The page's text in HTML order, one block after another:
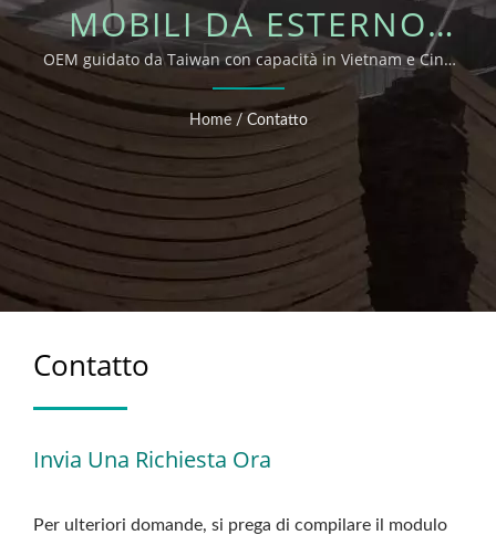
MOBILI DA ESTERNO
SOSTENIBILI PER IL
COMMERCIO AL
DETTAGLIO E
L'OSPITALITÀ –
WOODEVER
OEM guidato da Taiwan con capacità in Vietnam e Cina
– WOODEVER
Home / Contatto
Contatto
Invia Una Richiesta Ora
Per ulteriori domande, si prega di compilare il modulo